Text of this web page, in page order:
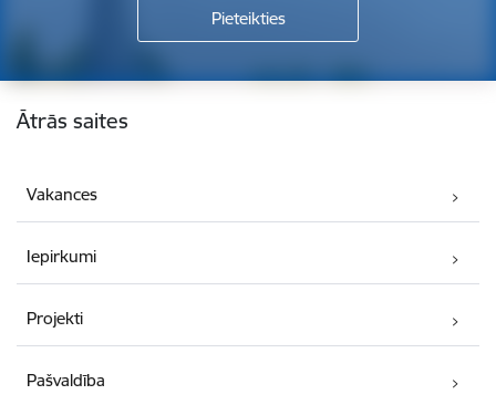
Kājene
Ātrās saites
Vakances
Iepirkumi
Projekti
Pašvaldība